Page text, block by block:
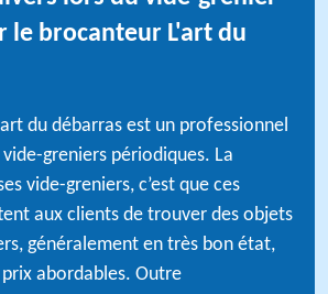
le brocanteur L'art du
du débarras est un professionnel
greniers périodiques. La
vide-greniers, c’est que ces
aux clients de trouver des objets
généralement en très bon état,
prix abordables. Outre